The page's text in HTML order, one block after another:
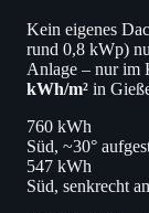
Kein eigenes
rund 0,8 kWp)
Anlage – nur im
kWh/m² in
760 kWh
Süd, ~30°
547 kWh
Süd, senkrecht